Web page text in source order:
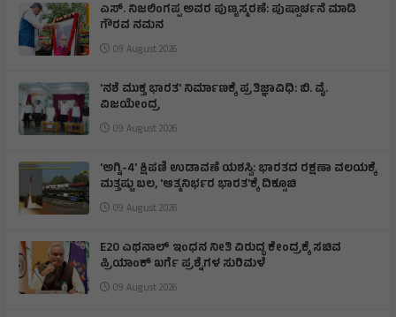
ಎಸ್. ನಿಜಲಿಂಗಪ್ಪ ಅವರ ಪುಣ್ಯಸ್ಮರಣೆ: ಪುಷ್ಪಾರ್ಚನೆ ಮಾಡಿ
ಗೌರವ ನಮನ​
09 August 2026
'ನಶೆ ಮುಕ್ತ ಭಾರತ' ನಿರ್ಮಾಣಕ್ಕೆ ಪ್ರತಿಜ್ಞಾವಿಧಿ: ಬಿ. ವೈ.
ವಿಜಯೇಂದ್ರ
09 August 2026
'ಅಗ್ನಿ-4' ಕ್ಷಿಪಣಿ ಉಡಾವಣೆ ಯಶಸ್ವಿ: ಭಾರತದ ರಕ್ಷಣಾ ವಲಯಕ್ಕೆ
ಮತ್ತಷ್ಟು ಬಲ, 'ಆತ್ಮನಿರ್ಭರ ಭಾರತ'ಕ್ಕೆ ದಿಕ್ಸೂಚಿ
09 August 2026
E20 ಎಥನಾಲ್ ಇಂಧನ ನೀತಿ ವಿರುದ್ಧ ಕೇಂದ್ರಕ್ಕೆ ಸಚಿವ
ಪ್ರಿಯಾಂಕ್ ಖರ್ಗೆ ಪ್ರಶ್ನೆಗಳ ಸುರಿಮಳೆ
09 August 2026